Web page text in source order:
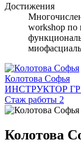
Достижения
workshop по
Колотова Софья
ИНСТРУКТОР
Стаж работы 2
Колотова